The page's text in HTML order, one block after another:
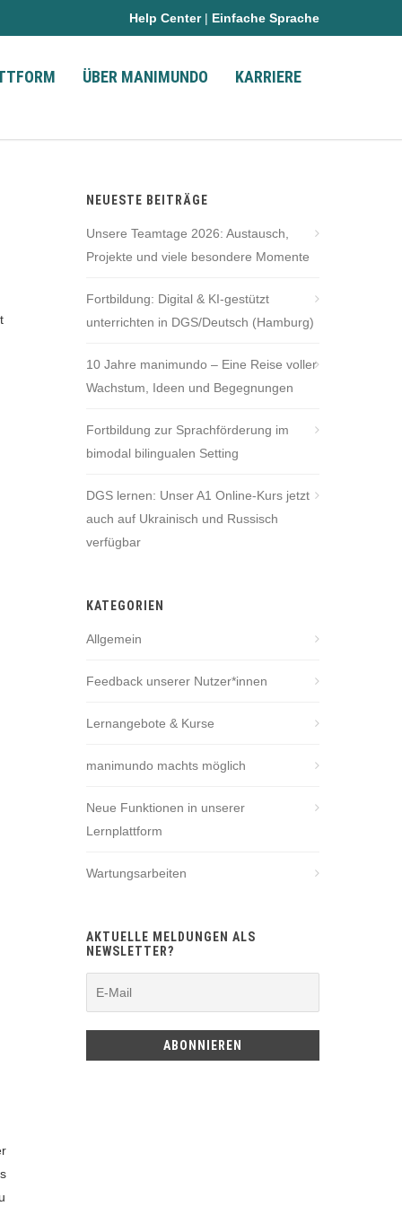
Help Center| Einfache Sprache
ÜBER MANIMUNDO KARRIERE
NEUESTE BEITRÄGE
Unsere Teamtage 2026: Austausch,
Projekte und viele besondere Momente
Fortbildung: Digital & KI-gestützt
unterrichten in DGS/Deutsch (Hamburg)
10 Jahre manimundo – Eine Reise voller
Wachstum, Ideen und Begegnungen
Fortbildung zur Sprachförderung im
bimodal bilingualen Setting
DGS lernen: Unser A1 Online-Kurs jetzt
auch auf Ukrainisch und Russisch
verfügbar
KATEGORIEN
Allgemein
Feedback unserer Nutzer*innen
Lernangebote & Kurse
manimundo machts möglich
Neue Funktionen in unserer
Lernplattform
Wartungsarbeiten
AKTUELLE MELDUNGEN ALS
NEWSLETTER?